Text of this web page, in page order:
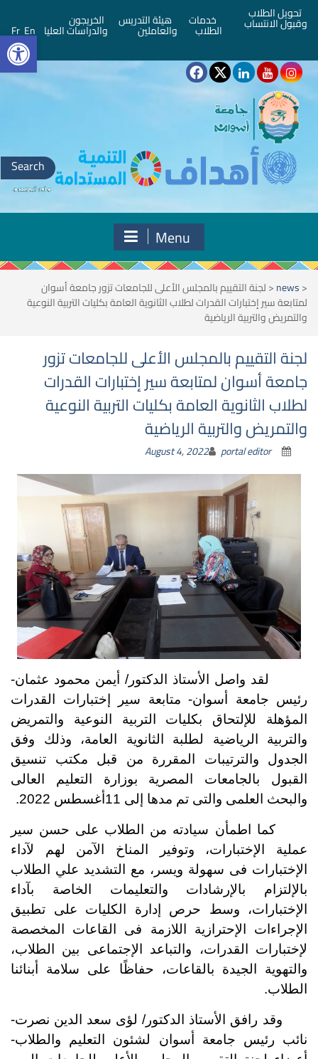
تحويل الطلاب
وقبول الانتساب خدمات
الطلاب
هيئة التدريس
والعاملين
الخريجون
والدراسات العليا En
Fr
Search
for:
Menu
<
news
<لجنة التقييم بالمجلس الأعلى للجامعات تزور جامعة أسوان
لمتابعة سير إختبارات القدرات لطلاب الثانوية العامة بكليات التربية النوعية
والتمريض والتربية الرياضية
لجنة التقييم بالمجلس الأعلى للجامعات تزور
جامعة أسوان لمتابعة سير إختبارات القدرات
لطلاب الثانوية العامة بكليات التربية النوعية
والتمريض والتربية الرياضية
August 4, 2022 portal editor
لقد واصل الأستاذ الدكتور/ أيمن محمود عثمان-
رئيس جامعة أسوان- متابعة سير إختبارات القدرات
المؤهلة للإلتحاق بكليات التربية النوعية والتمريض
والتربية الرياضية لطلبة الثانوية العامة، وذلك وفق
الجدول والترتيبات المقررة من قبل مكتب تنسيق
القبول بالجامعات المصرية بوزارة التعليم العالى
والبحث العلمى والتى تم مدها إلى 11أغسطس 2022.
كما اطمأن سيادته من الطلاب على حسن سير
عملية الإختبارات، وتوفير المناخ الآمن لهم لآداء
الإختبارات فى سهولة ويسر، مع التشديد علي الطلاب
بالإلتزام بالإرشادات والتعليمات الخاصة بآداء
الإختبارات، وسط حرص إدارة الكليات على تطبيق
الإجراءات الإحترازية اللازمة فى القاعات المخصصة
لإختبارات القدرات، والتباعد الإجتماعى بين الطلاب،
والتهوية الجيدة بالقاعات، حفاظًا على سلامة أبنائنا
الطلاب.
وقد رافق الأستاذ الدكتور/ لؤى سعد الدين نصرت-
نائب رئيس جامعة أسوان لشئون التعليم والطلاب-